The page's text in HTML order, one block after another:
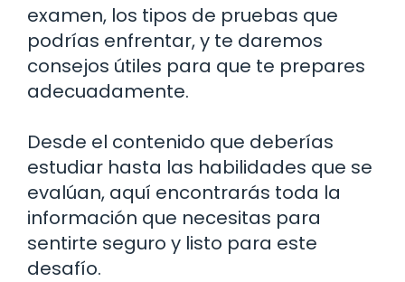
examen, los tipos de pruebas que
podrías enfrentar, y te daremos
consejos útiles para que te prepares
adecuadamente.
Desde el contenido que deberías
estudiar hasta las habilidades que se
evalúan, aquí encontrarás toda la
información que necesitas para
sentirte seguro y listo para este
desafío.